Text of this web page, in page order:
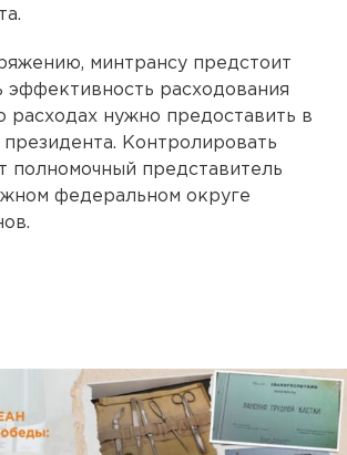
минтрансу предстоит
эффективность расходования
расходах нужно предоставить в
Контролировать
полномочный представитель
федеральном округе